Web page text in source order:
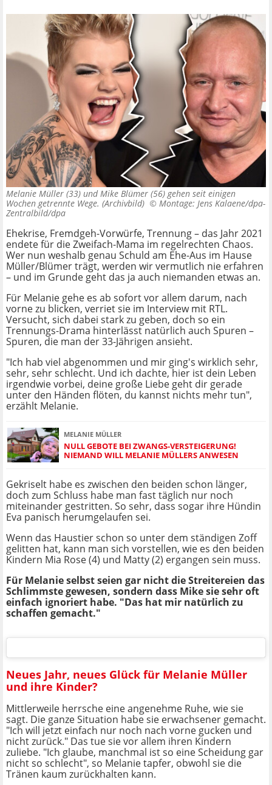
Melanie Müller (33) und Mike Blümer (56) gehen seit einigen
Wochen getrennte Wege. (Archivbild) © Montage: Jens Kalaene/dpa-
Zentralbild/dpa
Ehekrise, Fremdgeh-Vorwürfe, Trennung – das Jahr 2021
endete für die Zweifach-Mama im regelrechten Chaos.
Wer nun weshalb genau Schuld am Ehe-Aus im Hause
Müller/Blümer trägt, werden wir vermutlich nie erfahren
– und im Grunde geht das ja auch niemanden etwas an.
Für Melanie gehe es ab sofort vor allem darum, nach
vorne zu blicken, verriet sie im Interview mit RTL.
Versucht, sich dabei stark zu geben, doch so ein
Trennungs-Drama hinterlässt natürlich auch Spuren –
Spuren, die man der 33-Jährigen ansieht.
"Ich hab viel abgenommen und mir ging's wirklich sehr,
sehr, sehr schlecht. Und ich dachte, hier ist dein Leben
irgendwie vorbei, deine große Liebe geht dir gerade
unter den Händen flöten, du kannst nichts mehr tun",
erzählt Melanie.
MELANIE MÜLLER
NULL GEBOTE BEI ZWANGS-VERSTEIGERUNG!
NIEMAND WILL MELANIE MÜLLERS ANWESEN
Gekriselt habe es zwischen den beiden schon länger,
doch zum Schluss habe man fast täglich nur noch
miteinander gestritten. So sehr, dass sogar ihre Hündin
Eva panisch herumgelaufen sei.
Wenn das Haustier schon so unter dem ständigen Zoff
gelitten hat, kann man sich vorstellen, wie es den beiden
Kindern Mia Rose (4) und Matty (2) ergangen sein muss.
Für Melanie selbst seien gar nicht die Streitereien das
Schlimmste gewesen, sondern dass Mike sie sehr oft
einfach ignoriert habe. "Das hat mir natürlich zu
schaffen gemacht."
Neues Jahr, neues Glück für Melanie Müller
und ihre Kinder?
Mittlerweile herrsche eine angenehme Ruhe, wie sie
sagt. Die ganze Situation habe sie erwachsener gemacht.
"Ich will jetzt einfach nur noch nach vorne gucken und
nicht zurück." Das tue sie vor allem ihren Kindern
zuliebe. "Ich glaube, manchmal ist so eine Scheidung gar
nicht so schlecht", so Melanie tapfer, obwohl sie die
Tränen kaum zurückhalten kann.